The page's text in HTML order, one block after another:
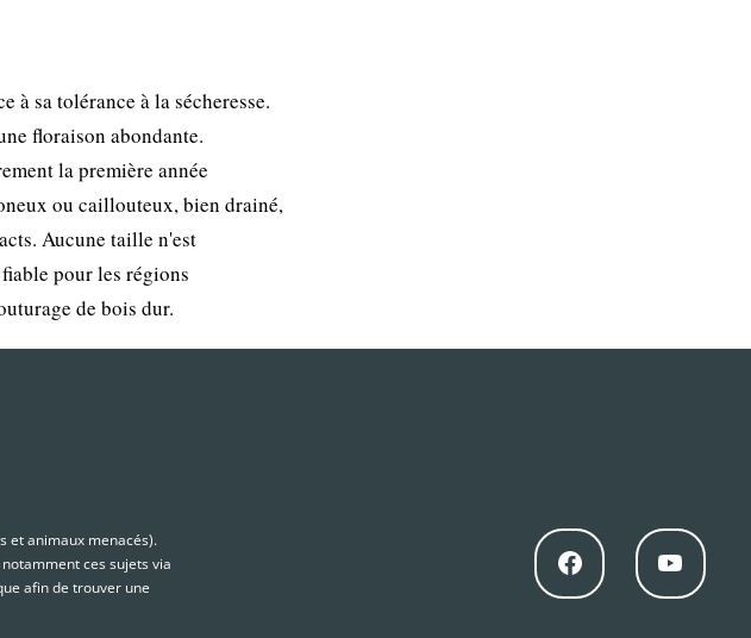
sa tolérance à la sécheresse.
floraison abondante.
la première année
ou caillouteux, bien drainé,
Aucune taille n'est
pour les régions
de bois dur.
et animaux menacés).
ces sujets via
afin de trouver une